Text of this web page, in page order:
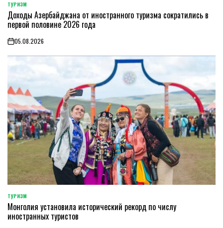
POSTED
IN
ТУРИЗМ
Доходы Азербайджана от иностранного туризма сократились в
первой половине 2026 года
on05.08.2026
POSTED
IN
ТУРИЗМ
Монголия установила исторический рекорд по числу
иностранных туристов